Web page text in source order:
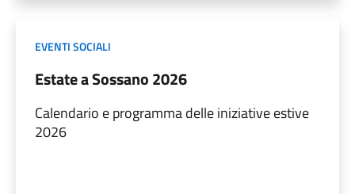
EVENTI SOCIALI
Estate a Sossano 2026
Calendario e programma delle iniziative estive
2026